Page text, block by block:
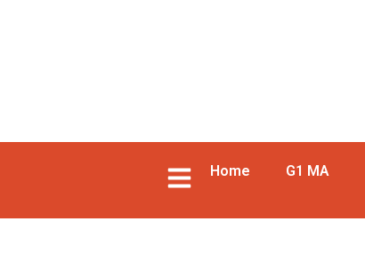
Home G1 MA